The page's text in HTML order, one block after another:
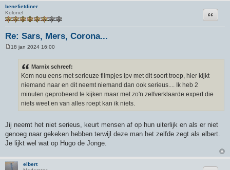
benefietdiner
Kolonel
Re: Sars, Mers, Corona...
Citeer
18 jan 2024 16:00
Marnix schreef:
Kom nou eens met serieuze filmpjes ipv met dit soort troep, hier kijkt
niemand naar en dit neemt niemand dan ook serieus.... Ik heb 2
minuten geprobeerd te kijken maar met zo'n zelfverklaarde expert die
niets weet en van alles roept kan ik niets.
Jij neemt het niet serieus, keurt mensen af op hun uiterlijk en als er niet
genoeg naar gekeken hebben terwijl deze man het zelfde zegt als elbert.
Je lijkt wel wat op Hugo de Jonge.
elbert